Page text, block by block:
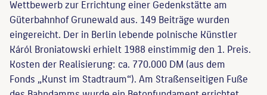
Wettbewerb zur Errichtung einer Gedenkstätte am
Güterbahnhof Grunewald aus. 149 Beiträge wurden
eingereicht. Der in Berlin lebende polnische Künstler
Káról Broniatowski erhielt 1988 einstimmig den 1. Preis.
Kosten der Realisierung: ca. 770.000 DM (aus dem
Fonds „Kunst im Stadtraum“). Am Straßenseitigen Fuße